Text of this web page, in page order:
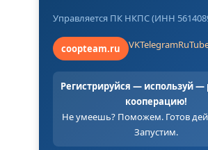
Управляется ПК НКПС (ИНН
coopteam.ru VKTelegram
Регистрируйся — используй —
кооперацию!
Не умеешь? Поможем. Готов
Запустим.